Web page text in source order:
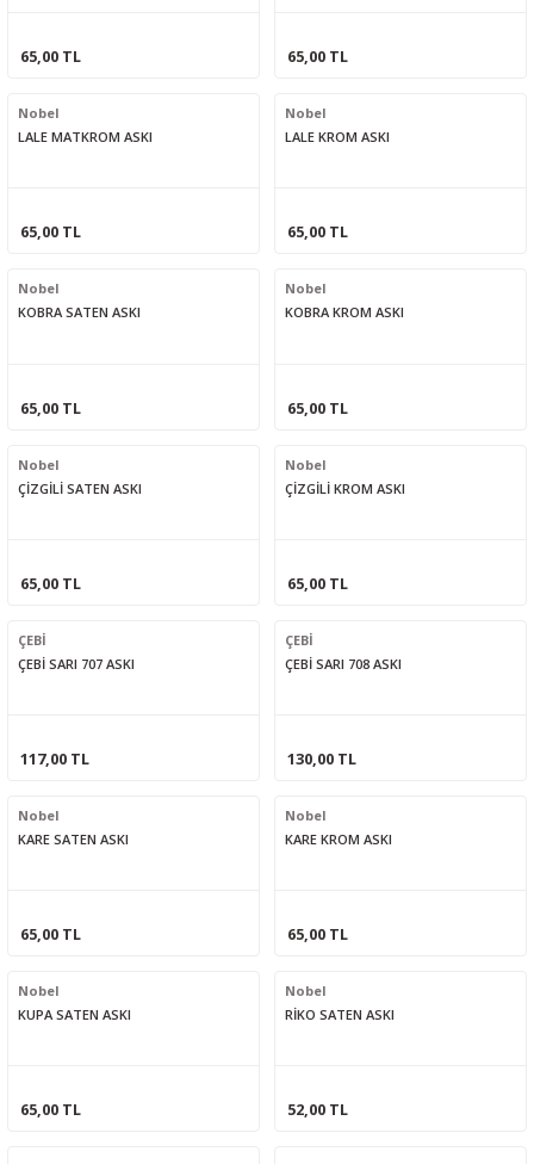
65,00 TL 65,00 TL
Nobel
LALE MATKROM ASKI
65,00 TL
Nobel
LALE KROM ASKI
65,00 TL
Nobel
KOBRA SATEN ASKI
65,00 TL
Nobel
KOBRA KROM ASKI
65,00 TL
Nobel
ÇİZGİLİ SATEN ASKI
65,00 TL
Nobel
ÇİZGİLİ KROM ASKI
65,00 TL
ÇEBİ
ÇEBİ SARI 707 ASKI
117,00 TL
ÇEBİ
ÇEBİ SARI 708 ASKI
130,00 TL
Nobel
KARE SATEN ASKI
65,00 TL
Nobel
KARE KROM ASKI
65,00 TL
Nobel
KUPA SATEN ASKI
65,00 TL
Nobel
RİKO SATEN ASKI
52,00 TL